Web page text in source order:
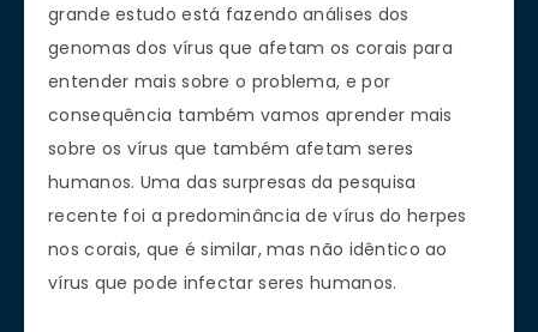
grande estudo está fazendo análises dos
genomas dos vírus que afetam os corais para
entender mais sobre o problema, e por
consequência também vamos aprender mais
sobre os vírus que também afetam seres
humanos. Uma das surpresas da pesquisa
recente foi a predominância de vírus do herpes
nos corais, que é similar, mas não idêntico ao
vírus que pode infectar seres humanos.